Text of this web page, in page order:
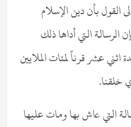
القول بأن دين الإسلام
التي أداها ذلك
اثني عشر قرناً لمئات الملايين
خلقنا.
التي عاش بها ومات عليها